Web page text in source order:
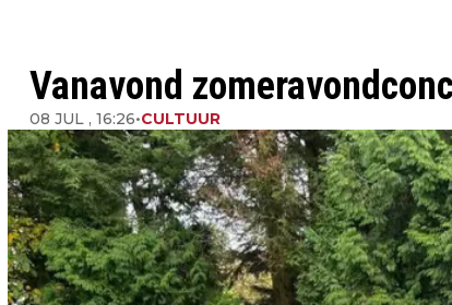
Vanavond
08 JUL , 16:26•CULTUUR